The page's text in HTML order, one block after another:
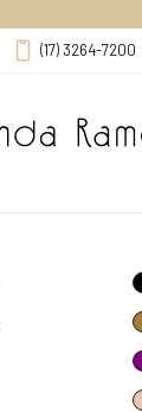
(17) 3264-7200